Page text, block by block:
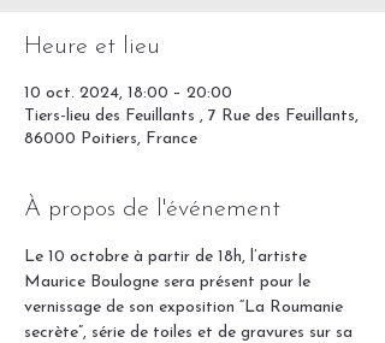
Heure et lieu
10 oct. 2024, 18:00 – 20:00
Tiers-lieu des Feuillants , 7 Rue des Feuillants,
86000 Poitiers, France
À propos de l'événement
Le 10 octobre à partir de 18h, l’artiste
Maurice Boulogne sera présent pour le
vernissage de son exposition “La Roumanie
secrète”, série de toiles et de gravures sur sa